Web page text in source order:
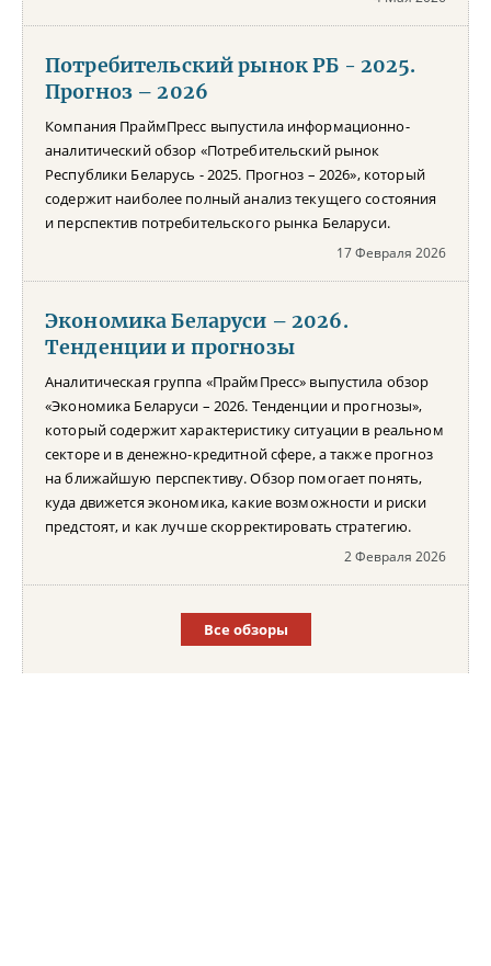
Потребительский рынок РБ - 2025.
Прогноз – 2026
Компания ПраймПресс выпустила информационно-
аналитический обзор «Потребительский рынок
Республики Беларусь - 2025. Прогноз – 2026», который
содержит наиболее полный анализ текущего состояния
и перспектив потребительского рынка Беларуси.
17 Февраля 2026
Экономика Беларуси – 2026.
Тенденции и прогнозы
Аналитическая группа «ПраймПресс» выпустила обзор
«Экономика Беларуси – 2026. Тенденции и прогнозы»,
который содержит характеристику ситуации в реальном
секторе и в денежно-кредитной сфере, а также прогноз
на ближайшую перспективу. Обзор помогает понять,
куда движется экономика, какие возможности и риски
предстоят, и как лучше скорректировать стратегию.
2 Февраля 2026
Все обзоры